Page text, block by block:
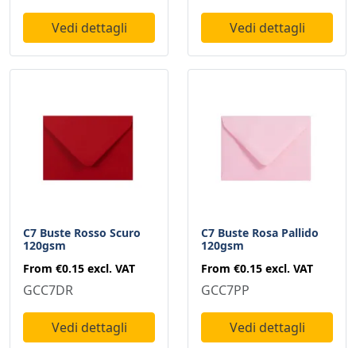
Vedi dettagli Vedi dettagli
C7 Buste Rosso Scuro
120gsm
From €0.15 excl. VAT
GCC7DR
Vedi dettagli
C7 Buste Rosa Pallido
120gsm
From €0.15 excl. VAT
GCC7PP
Vedi dettagli